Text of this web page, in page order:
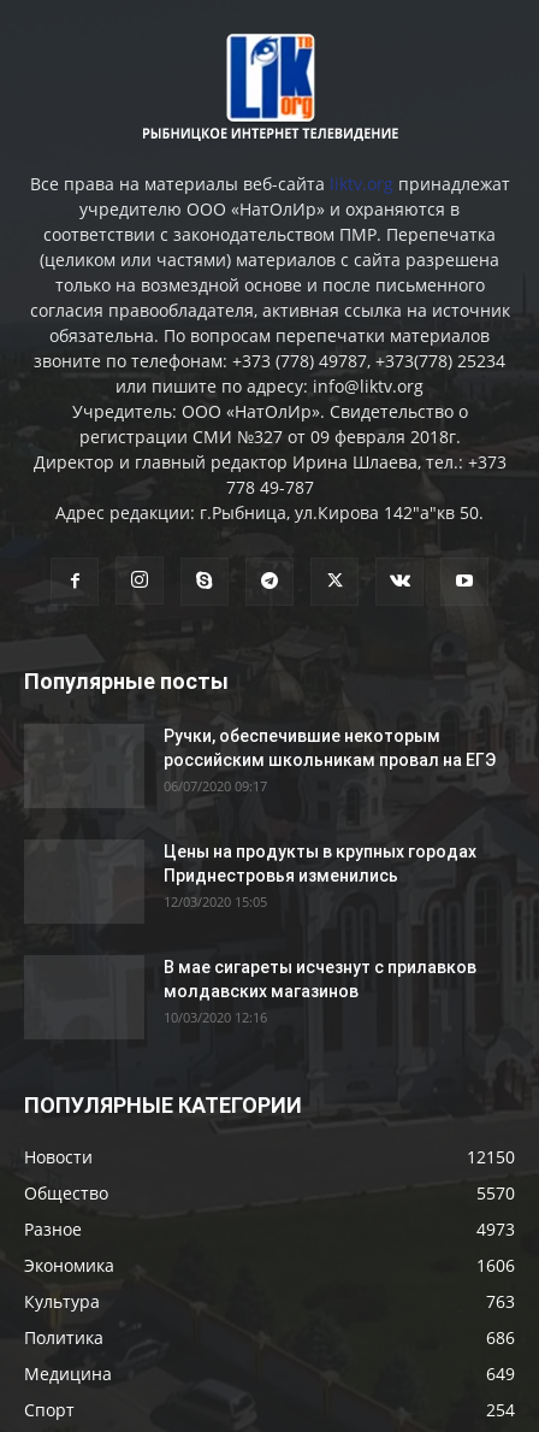
Все права на материалы веб-сайта liktv.org принадлежат
учредителю ООО «НатОлИр» и охраняются в
соответствии с законодательством ПМР. Перепечатка
(целиком или частями) материалов c сайта разрешена
только на возмездной основе и после письменного
согласия правообладателя, активная ссылка на источник
обязательна. По вопросам перепечатки материалов
звоните по телефонам: +373 (778) 49787, +373(778) 25234
или пишите по адресу: info@liktv.org
Учредитель: ООО «НатОлИр». Свидетельство о
регистрации СМИ №327 от 09 февраля 2018г.
Директор и главный редактор Ирина Шлаева, тел.: +373
778 49-787
Адрес редакции: г.Рыбница, ул.Кирова 142"а"кв 50.
Популярные посты
Ручки, обеспечившие некоторым
российским школьникам провал на ЕГЭ
06/07/2020 09:17
Цены на продукты в крупных городах
Приднестровья изменились
12/03/2020 15:05
В мае сигареты исчезнут с прилавков
молдавских магазинов
10/03/2020 12:16
ПОПУЛЯРНЫЕ КАТЕГОРИИ
Новости
12150
Общество
5570
Разное
4973
Экономика
1606
Культура
763
Политика
686
Медицина
649
Спорт
254